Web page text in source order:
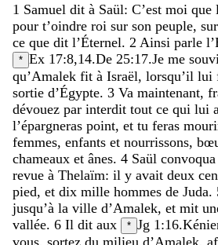
1 Samuel dit à Saül: C’est moi que
pour t’oindre roi sur son peuple, sur
ce que dit l’Éternel. 2 Ainsi parle
* Ex 17:8,14.De 25:17.Je me
qu’Amalek fit à Israël, lorsqu’il lui
sortie d’Égypte. 3 Va maintenant,
dévouez par interdit tout ce qui lui
l’épargneras point, et tu feras
femmes, enfants et nourrissons,
chameaux et ânes. 4 Saül convoqua
revue à Thelaïm: il y avait deux
pied, et dix mille hommes de Juda.
jusqu’à la ville d’Amalek, et mit
vallée. 6 Il dit aux * Jg 1:16.
vous, sortez du milieu d’Amalek,